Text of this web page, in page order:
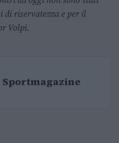
di riservatezza e per il
Volpi.
Sportmagazine